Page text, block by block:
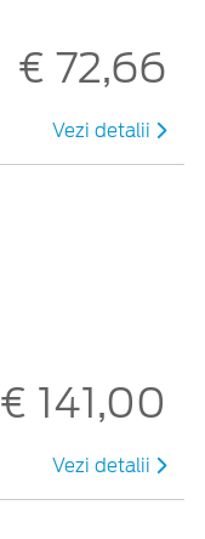
€ 72,66
Vezi detalii
€ 141,00
Vezi detalii